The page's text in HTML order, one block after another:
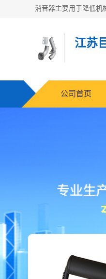
江苏
公司首页